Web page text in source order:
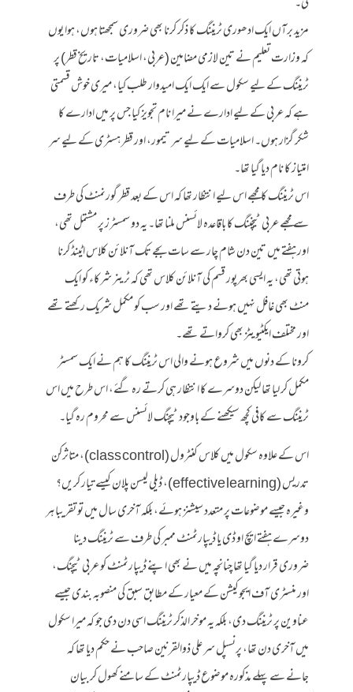
مزید برآں ایک ادھوری ٹریننگ کا ذکر کرنا بھی ضروری سمجھتا ہوں، ہوا یوں
کہ وزارت تعلیم نے تین لازمی مضامین (عربی، اسلامیات، تاریخ قطر) پر
ٹریننگ کے لیے سکول سے ایک ایک امیدوار طلب کیا، میری خوش قسمتی
ہے کہ عربی کے لیے ادارے نے میرا نام تجویز کیا جس پر میں ادارے کا
شکر گزار ہوں۔ اسلامیات کے لیے سر تیمور، اور قطر ہسٹری کے لیے سر
امتیاز کا نام دیا گیا تھا۔
اس ٹریننگ کا مجھے اس لیے انتظار تھا کہ اس کے بعد قطر گورنمنٹ کی طرف
سے مجھے عربی ٹیچننگ کا باقاعدہ لائسنس ملنا تھا۔ یہ دو سمسٹرز پر مشتمل تھی،
اور ہفتے میں تین دن شام چار سے سات بجے تک آنلائن کلاس اٹینڈ کرنا
ہوتی تھی، یہ ایسی بھرپور قسم کی آنلائن کلاس تھی کہ ٹرینر شرکاء کو ایک
منٹ بھی غافل نہیں ہونے دیتے تھے اور سب کو مکمل شریک رکھتے تھے
اور مختلف ایکٹیویٹز بھی کرواتے تھے۔
کرونا کے دنوں میں شروع ہونے والی اس ٹریننگ کا ہم نے ایک سمسٹر
مکمل کر لیا تھا لیکن دوسرے کا انتظار ہی کرتے رہ گئے، اس طرح میں اس
ٹریننگ سے کافی کچھ سیکھنے کے باوجود ٹیچنگ لائسنس سے محروم رہ گیا۔
اس کے علاوہ سکول میں کلاس کنٹرول (class control)، متاثرکن
تدریس (effective learning)، ڈیلی لیسن پلان کیسے تیار کریں؟
وغیرہ جیسے موضوعات پر متعدد سیشنز ہوئے، بلکہ آخری سال میں تو تقریبا ہر
دوسرے ہفتے ایچ او ڈی یا ڈیپارٹمنٹ ممبر کی طرف سے ٹریننگ دینا
ضروری قرار دیا گیا تھا چنانچہ میں نے بھی اپنے ڈیپارٹمنٹ کو عربی ٹیچنگ،
اور منسٹری آف ایجوکیشن کے معیار کے مطابق سبق کی منصوبہ بندی جیسے
عناوین پر ٹریننگ دی، بلکہ یہ موخر الذکر ٹریننگ اسی دن دی جو کہ میرا سکول
میں آخری دن تھا، پرنسپل سر علی ذوالقرنین صاحب نے حکم دیا تھا کہ
جانے سے پہلے مذکورہ موضوع ڈیپارٹمنٹ کے سامنے کھول کر بیان